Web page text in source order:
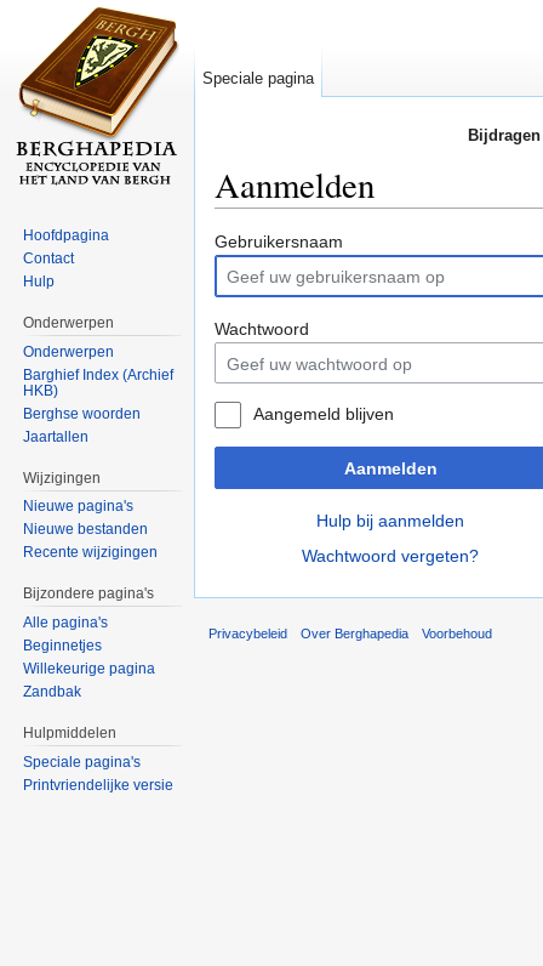
Aanmelden
Gebruikersnaam
Wachtwoord
Aangemeld blijven
Aanmelden
Hulp bij aanmelden
Wachtwoord vergeten?
Speciale pagina
Hoofdpagina
Contact
Hulp
Onderwerpen
Onderwerpen
Barghief Index (Archief
HKB)
Berghse woorden
Jaartallen
Wijzigingen
Nieuwe pagina's
Nieuwe bestanden
Recente wijzigingen
Bijzondere pagina's
Alle pagina's
Beginnetjes
Willekeurige pagina
Zandbak
Hulpmiddelen
Speciale pagina's
Printvriendelijke versie
Privacybeleid Over Berghapedia Voorbehoud